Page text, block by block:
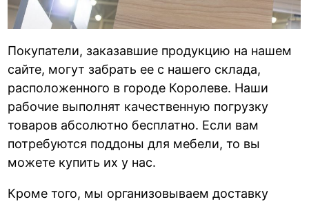
Покупатели, заказавшие продукцию на нашем
сайте, могут забрать ее с нашего склада,
расположенного в городе Королеве. Наши
рабочие выполнят качественную погрузку
товаров абсолютно бесплатно. Если вам
потребуются поддоны для мебели, то вы
можете купить их у нас.
Кроме того, мы организовываем доставку